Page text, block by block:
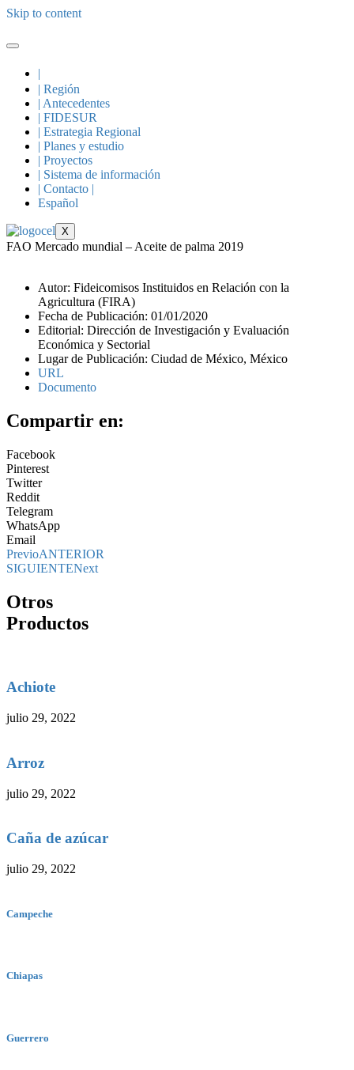
Skip to content
|
| Región
| Antecedentes
| FIDESUR
| Estrategia Regional
| Planes y estudio
| Proyectos
| Sistema de información
| Contacto |
Español
X
FAO Mercado mundial – Aceite de palma 2019
Autor: Fideicomisos Instituidos en Relación con la
Agricultura (FIRA)
Fecha de Publicación: 01/01/2020
Editorial: Dirección de Investigación y Evaluación
Económica y Sectorial
Lugar de Publicación: Ciudad de México, México
URL
Documento
Compartir en:
Facebook
Pinterest
Twitter
Reddit
Telegram
WhatsApp
Email
PrevioANTERIOR
SIGUIENTENext
Otros
Productos
Achiote
julio 29, 2022
Arroz
julio 29, 2022
Caña de azúcar
julio 29, 2022
Campeche
Chiapas
Guerrero